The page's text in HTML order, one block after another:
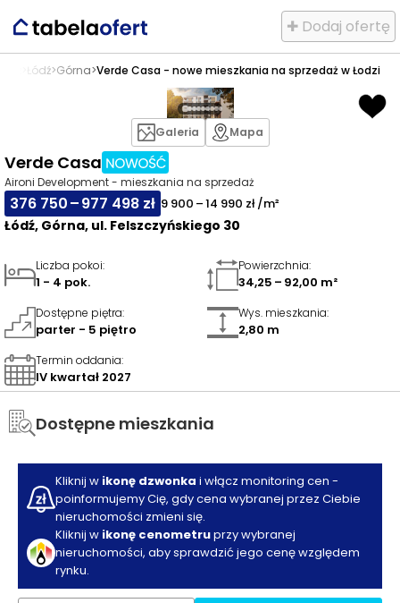
✚ Dodaj ofertę
Łódź>Górna>Verde Casa - nowe mieszkania na sprzedaż w Łodzi
Verde Casa
Aironi Development - mieszkania na sprzedaż
376 750 – 977 498 zł 9 900 – 14 990 zł /m²
Łódź, Górna, ul. Felszczyńskiego 30
Galeria Mapa
Liczba pokoi:
1 - 4 pok.
Powierzchnia:
34,25 – 92,00 m²
Dostępne piętra:
parter - 5 piętro
Wys. mieszkania:
2,80 m
Termin oddania:
IV kwartał 2027
Dostępne mieszkania
Kliknij w ikonę dzwonka i włącz monitoring cen -
poinformujemy Cię, gdy cena wybranej przez Ciebie
nieruchomości zmieni się.
Kliknij w ikonę cenometruprzy wybranej
nieruchomości, aby sprawdzić jego cenę względem
rynku.